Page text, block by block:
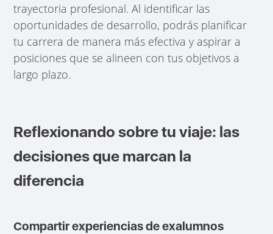
trayectoria profesional. Al identificar las
oportunidades de desarrollo, podrás planificar
tu carrera de manera más efectiva y aspirar a
posiciones que se alineen con tus objetivos a
largo plazo.
Reflexionando sobre tu viaje: las
decisiones que marcan la
diferencia
Compartir experiencias de exalumnos